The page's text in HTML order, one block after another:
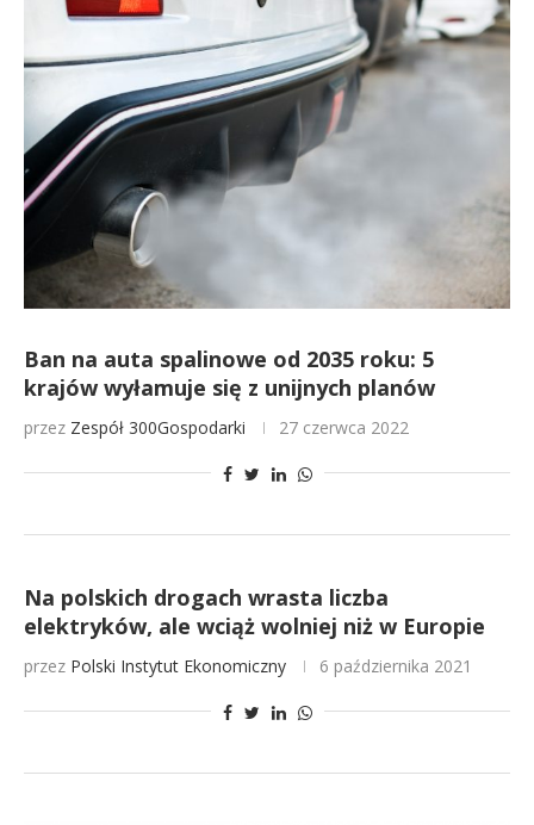
Ban na auta spalinowe od 2035 roku: 5
krajów wyłamuje się z unijnych planów
przez Zespół 300Gospodarki 27 czerwca 2022
Na polskich drogach wrasta liczba
elektryków, ale wciąż wolniej niż w Europie
przez Polski Instytut Ekonomiczny 6 października 2021